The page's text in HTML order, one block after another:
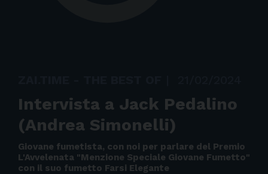
Intervista a Jack Pedalino
(Andrea Simonelli)
Giovane fumetista, con noi per parlare del Premio
L'Avvelenata "Menzione Speciale Giovane Fumetto"
con il suo fumetto Farsi Elegante